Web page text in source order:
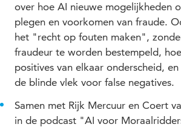
over hoe AI nieuwe mogelijkheden
plegen en voorkomen van fraude.
het "recht op fouten maken",
fraudeur te worden bestempeld,
positives van elkaar onderscheid,
de blinde vlek voor false negatives.
Samen met Rijk Mercuur en Coert
in de podcast "AI voor